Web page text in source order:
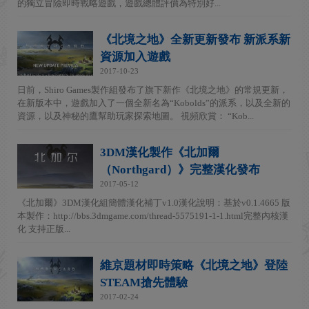
的獨立冒險即時戰略遊戲，遊戲總體評價為特別好...
《北境之地》全新更新發布 新派系新
資源加入遊戲
2017-10-23
日前，Shiro Games製作組發布了旗下新作《北境之地》的常規更新，
在新版本中，遊戲加入了一個全新名為“Kobolds”的派系，以及全新的
資源，以及神秘的鷹幫助玩家探索地圖。 視頻欣賞： “Kob...
3DM漢化製作《北加爾
（Northgard）》完整漢化發布
2017-05-12
《北加爾》3DM漢化組簡體漢化補丁v1.0漢化說明：基於v0.1.4665 版
本製作：http://bbs.3dmgame.com/thread-5575191-1-1.html完整內核漢
化 支持正版...
維京題材即時策略《北境之地》登陸
STEAM搶先體驗
2017-02-24